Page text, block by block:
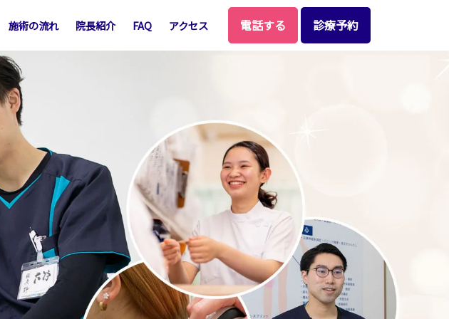
電話する 診療予約
施術の流れ 院長紹介 FAQ アクセス